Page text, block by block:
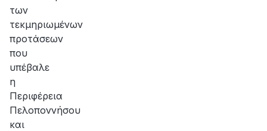
των
τεκμηριωμένων
προτάσεων
που
υπέβαλε
η
Περιφέρεια
Πελοποννήσου
και